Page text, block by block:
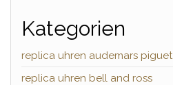
Kategorien
replica uhren audemars piguet
replica uhren bell and ross